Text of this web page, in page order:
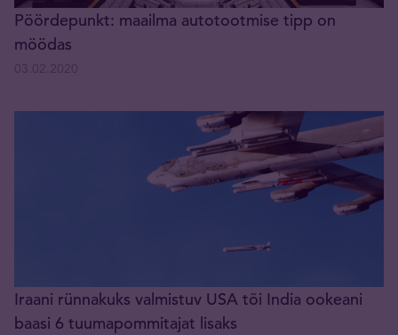
Pöördepunkt: maailma autotootmise tipp on
möödas
Iraani rünnakuks valmistuv USA tõi India ookeani
baasi 6 tuumapommitajat lisaks